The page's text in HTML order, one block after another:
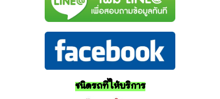
ชนิดรถที่ให้บริการ